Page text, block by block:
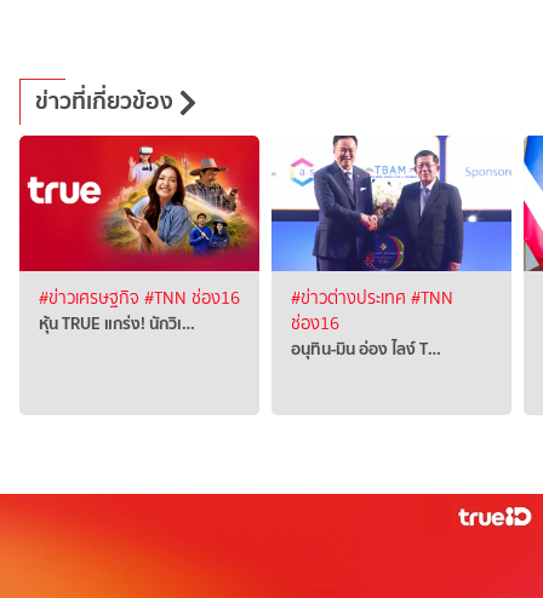
ข่าวที่เกี่ยวข้อง
#ข่าวเศรษฐกิจ #TNN ช่อง16
หุ้น TRUE แกร่ง! นักวิเ…
#ข่าวต่างประเทศ #TNN
ช่อง16
อนุทิน-มิน อ่อง ไลง์ T…